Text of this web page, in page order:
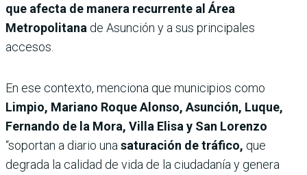
que afecta de manera recurrente al Área
Metropolitana de Asunción y a sus principales
accesos.
En ese contexto, menciona que municipios como
Limpio, Mariano Roque Alonso, Asunción, Luque,
Fernando de la Mora, Villa Elisa y San Lorenzo
“soportan a diario una saturación de tráfico, que
degrada la calidad de vida de la ciudadanía y genera